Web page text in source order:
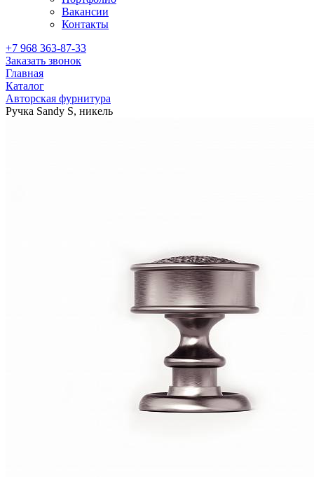
Вакансии
Контакты
+7 968 363-87-33
Заказать звонок
Главная
Каталог
Авторская фурнитура
Ручка Sandy S, никель